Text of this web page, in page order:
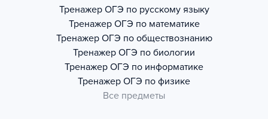
Тренажер ОГЭ по русскому языку
Тренажер ОГЭ по математике
Тренажер ОГЭ по обществознанию
Тренажер ОГЭ по биологии
Тренажер ОГЭ по информатике
Тренажер ОГЭ по физике
Все предметы